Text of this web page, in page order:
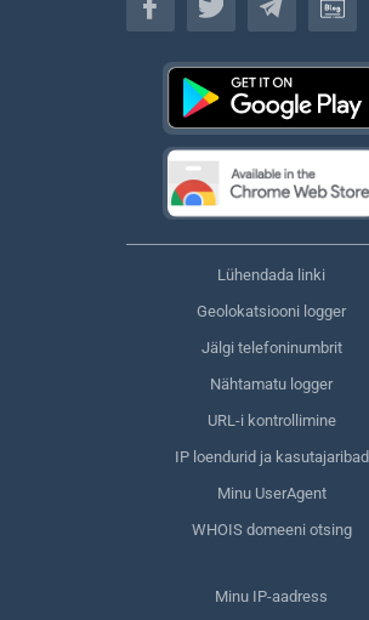
Lühendada linki
Geolokatsiooni logger
Jälgi telefoninumbrit
Nähtamatu logger
URL-i kontrollimine
IP loendurid ja kasutajaribad
Minu UserAgent
WHOIS domeeni otsing
Minu IP-aadress